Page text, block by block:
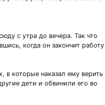
с утра до вечера. Так что
когда он закончит работу
в которые наказал ему верить
дети и обвинили его во